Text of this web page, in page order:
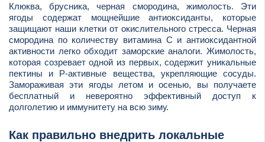
Клюква, брусника, черная смородина, жимолость. Эти
ягоды содержат мощнейшие антиоксиданты, которые
защищают наши клетки от окислительного стресса. Черная
смородина по количеству витамина С и антиоксидантной
активности легко обходит заморские аналоги. Жимолость,
которая созревает одной из первых, содержит уникальные
пектины и Р-активные вещества, укрепляющие сосуды.
Замораживая эти ягоды летом и осенью, вы получаете
бесплатный и невероятно эффективный доступ к
долголетию и иммунитету на всю зиму.
Как правильно внедрить локальные